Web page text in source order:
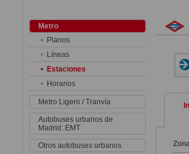
Metro
Planos
Líneas
Estaciones
Horarios
Metro Ligero / Tranvía
Autobuses urbanos de
Madrid: EMT
Otros autobuses urbanos